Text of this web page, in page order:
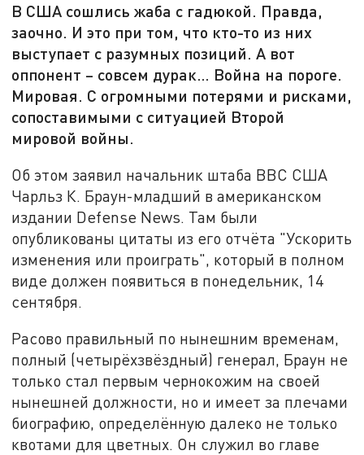
В США сошлись жаба с гадюкой. Правда,
заочно. И это при том, что кто-то из них
выступает с разумных позиций. А вот
оппонент – совсем дурак… Война на пороге.
Мировая. С огромными потерями и рисками,
сопоставимыми с ситуацией Второй
мировой войны.
Об этом заявил начальник штаба ВВС США
Чарльз К. Браун-младший в американском
издании Defense News. Там были
опубликованы цитаты из его отчёта "Ускорить
изменения или проиграть", который в полном
виде должен появиться в понедельник, 14
сентября.
Расово правильный по нынешним временам,
полный (четырёхзвёздный) генерал, Браун не
только стал первым чернокожим на своей
нынешней должности, но и имеет за плечами
биографию, определённую далеко не только
квотами для цветных. Он служил во главе